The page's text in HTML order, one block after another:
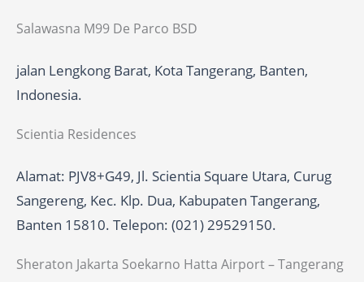
Salawasna M99 De Parco BSD
jalan Lengkong Barat, Kota Tangerang, Banten,
Indonesia.
Scientia Residences
Alamat: PJV8+G49, Jl. Scientia Square Utara, Curug
Sangereng, Kec. Klp. Dua, Kabupaten Tangerang,
Banten 15810. Telepon: (021) 29529150.
Sheraton Jakarta Soekarno Hatta Airport – Tangerang